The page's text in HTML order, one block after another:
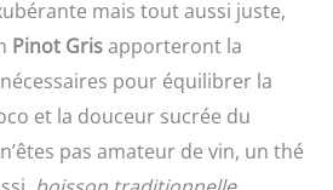
mais tout aussi juste,
Pinot Grisapporteront la
pour équilibrer la
et la douceur sucrée du
pas amateur de vin, un thé